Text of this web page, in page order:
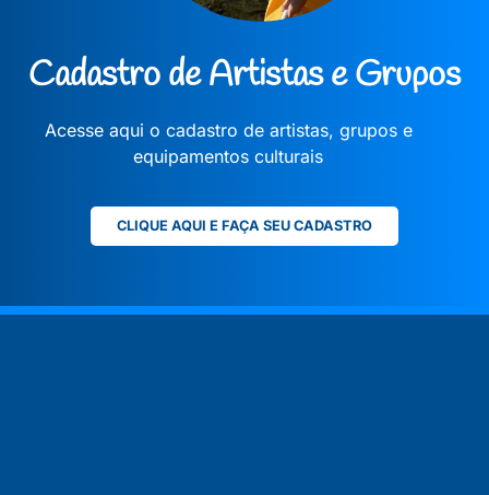
Cadastro de Artistas e Grupos
Acesse aqui o cadastro de artistas, grupos e
equipamentos culturais
CLIQUE AQUI E FAÇA SEU CADASTRO